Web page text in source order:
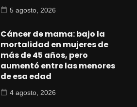
5 agosto, 2026
Cáncer de mama: bajo la
mortalidad en mujeres de
más de 45 años, pero
aumentó entre las menores
de esa edad
4 agosto, 2026